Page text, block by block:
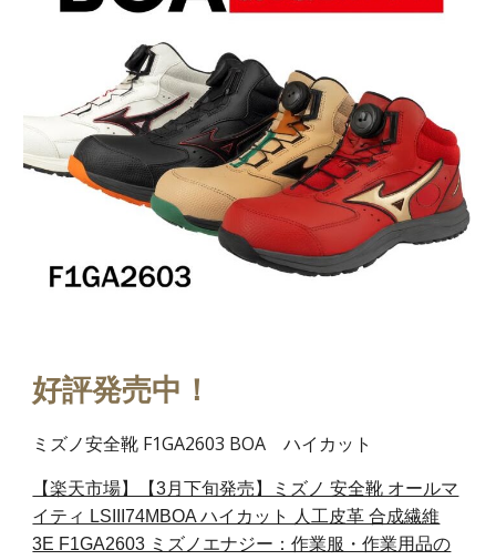
好評発売中！
ミズノ安全靴 F1GA2603 BOA ハイカット
【楽天市場】【3月下旬発売】ミズノ 安全靴 オールマ
イティ LSIII74MBOA ハイカット 人工皮革 合成繊維
3E F1GA2603 ミズノエナジー：作業服・作業用品の